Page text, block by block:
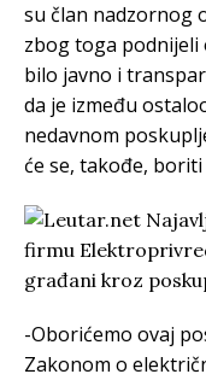
su član nadzornog
zbog toga podnijeli
bilo javno i
da je između
nedavnom
će se, takođe,
-Oborićemo ovaj
Zakonom o